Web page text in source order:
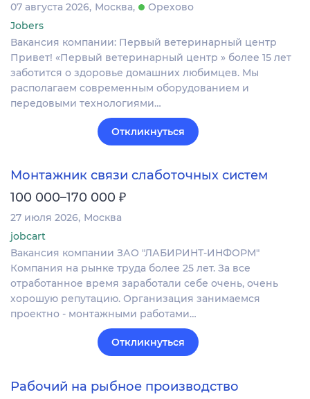
07 августа 2026 Москва
Орехово
Jobers
Вакансия компании: Первый ветеринарный центр
Привет! «Первый ветеринарный центр » более 15 лет
заботится о здоровье домашних любимцев. Мы
располагаем современным оборудованием и
передовыми технологиями…
Откликнуться
Монтажник связи слаботочных систем
100 000–170 000 ₽
27 июля 2026 Москва
jobcart
Вакансия компании ЗАО "ЛАБИРИНТ-ИНФОРМ"
Компания на рынке труда более 25 лет. За все
отработанное время заработали себе очень, очень
хорошую репутацию. Организация занимаемся
проектно - монтажными работами…
Откликнуться
Рабочий на рыбное производство